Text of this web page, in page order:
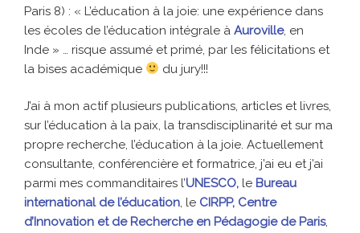
Paris 8) : « L’éducation à la joie: une expérience dans
les écoles de l’éducation intégrale à Auroville, en
Inde » … risque assumé et primé, par les félicitations et
la bises académique
du jury!!!
J’ai à mon actif plusieurs publications, articles et livres,
sur l’éducation à la paix, la transdisciplinarité et sur ma
propre recherche, l’éducation à la joie. Actuellement
consultante, conférencière et formatrice, j’ai eu et j’ai
parmi mes commanditaires l’UNESCO, le Bureau
international de l’éducation, le CIRPP, Centre
d’Innovation et de Recherche en Pédagogie de Paris,